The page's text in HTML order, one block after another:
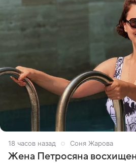
18 часов назад Соня Жарова
Жена Петросяна